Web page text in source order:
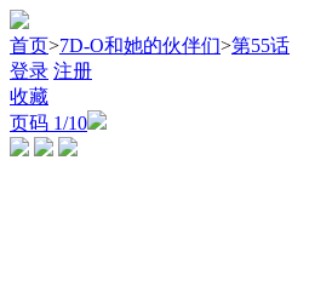
首页>7D-O和她的伙伴们>第55话
登录 注册
收藏
页码 1/10